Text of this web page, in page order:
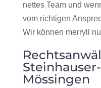
nettes Team und
vom richtigen
Wir können merryll
Mössingen